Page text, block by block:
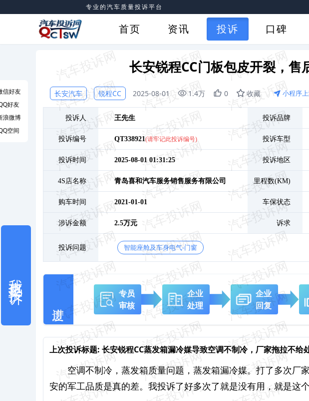
专业的汽车质量投诉平台
首页 资讯 投诉 口碑
长安锐程CC门板包皮开裂，售
长安汽车 锐程CC 2025-08-01 1.4万 0 收藏 小程序
投诉人 王先生 投诉品牌
投诉编号 QT338921(请牢记此投诉编号) 投诉车型
投诉时间 2025-08-01 01:31:25 投诉地区
4S店名称 青岛喜和汽车服务销售服务有限公司 里程数(KM)
购车时间 2021-01-01 车保状态
涉诉金额 2.5万元 诉求
投诉问题 智能座舱及车身电气-门窗
专员
审核
企业
处理
企业
回复
上次投诉标题: 长安锐程CC蒸发箱漏冷媒导致空调不制冷，厂家拖拉不给
空调不制冷，蒸发箱质量问题，蒸发箱漏冷媒。打了多次厂
安的军工品质是真的差。我投诉了好多次了就是没有用，就是这个
信好友
好友
浪微博
空间